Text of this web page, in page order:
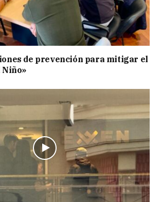
de prevención para mitigar el
Niño»